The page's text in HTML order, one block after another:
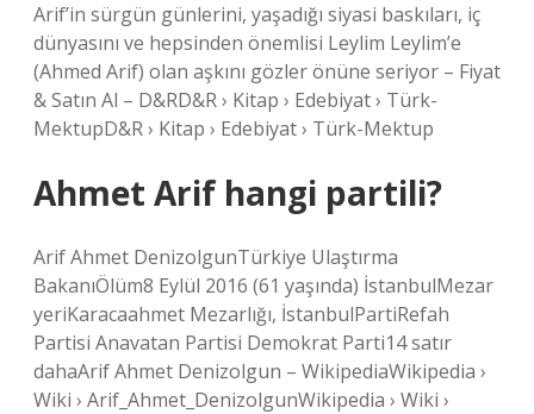
Arif’in sürgün günlerini, yaşadığı siyasi baskıları, iç
dünyasını ve hepsinden önemlisi Leylim Leylim’e
(Ahmed Arif) olan aşkını gözler önüne seriyor – Fiyat
& Satın Al – D&RD&R › Kitap › Edebiyat › Türk-
MektupD&R › Kitap › Edebiyat › Türk-Mektup
Ahmet Arif hangi partili?
Arif Ahmet DenizolgunTürkiye Ulaştırma
BakanıÖlüm8 Eylül 2016 (61 yaşında) İstanbulMezar
yeriKaracaahmet Mezarlığı, İstanbulPartiRefah
Partisi Anavatan Partisi Demokrat Parti14 satır
dahaArif Ahmet Denizolgun – WikipediaWikipedia ›
Wiki › Arif_Ahmet_DenizolgunWikipedia › Wiki ›